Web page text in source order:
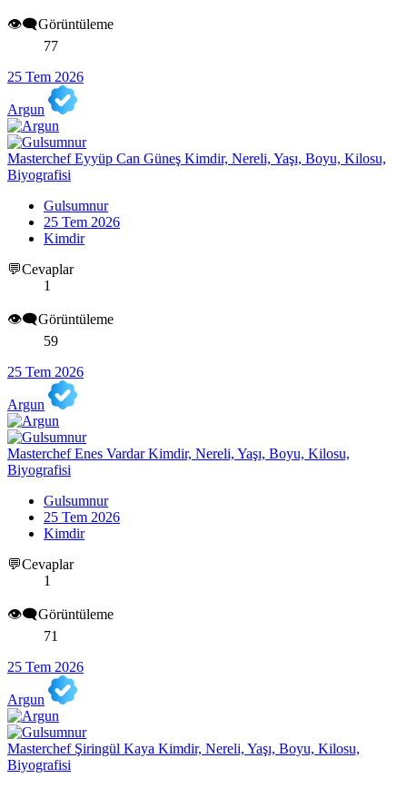
👁️‍🗨️Görüntüleme
77
25 Tem 2026
Argun
Masterchef Eyyüp Can Güneş Kimdir, Nereli, Yaşı, Boyu, Kilosu,
Biyografisi
Gulsumnur
25 Tem 2026
Kimdir
💬Cevaplar
1
👁️‍🗨️Görüntüleme
59
25 Tem 2026
Argun
Masterchef Enes Vardar Kimdir, Nereli, Yaşı, Boyu, Kilosu,
Biyografisi
Gulsumnur
25 Tem 2026
Kimdir
💬Cevaplar
1
👁️‍🗨️Görüntüleme
71
25 Tem 2026
Argun
Masterchef Şiringül Kaya Kimdir, Nereli, Yaşı, Boyu, Kilosu,
Biyografisi